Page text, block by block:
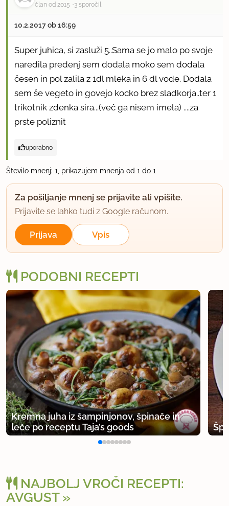
član od 2015 3 sporočil
10.2.2017 ob 16:59
Super juhica, si zasluži 5..Sama se jo malo po svoje
naredila predenj sem dodala moko sem dodala
česen in pol zalila z 1dl mleka in 6 dl vode. Dodala
sem še vegeto in govejo kocko brez sladkorja..ter 1
trikotnik zdenka sira...(več ga nisem imela) ....za
prste poliznit
uporabno
Število mnenj: 1, prikazujem mnenja od 1 do 1
Za pošiljanje mnenj se prijavite ali vpišite.
Prijavite se lahko tudi z Google računom.
Prijava Vpis
PODOBNI RECEPTI
Kremna juha iz šampinjonov, špinače in
leče po receptu Taja’s goods
NAJBOLJ VROČI RECEPTI:
AVGUST